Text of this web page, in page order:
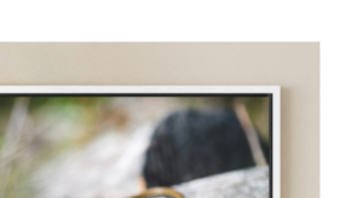
à
130,00 €